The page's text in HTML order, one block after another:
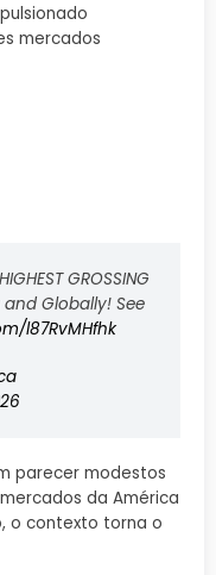
mercados
GROSSING
and Globally! See
l87RvMHfhk
parecer modestos
da América
o contexto torna o